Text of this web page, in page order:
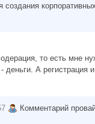
то есть мне
- деньги. А
Комментарий